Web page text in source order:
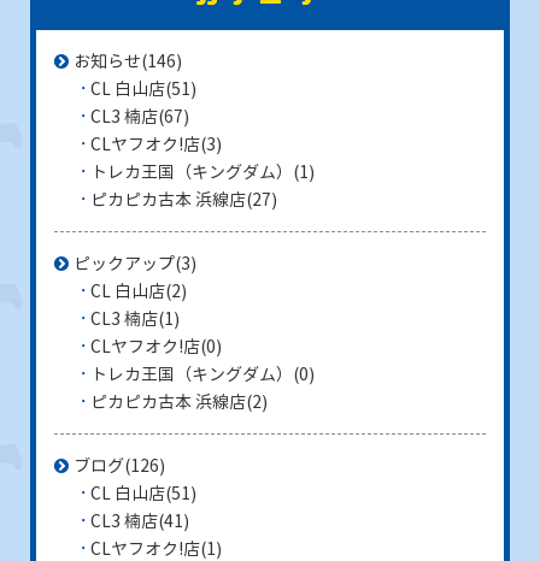
お知らせ(146)
CL 白山店(51)
CL3 楠店(67)
CLヤフオク!店(3)
トレカ王国（キングダム） (1)
ピカピカ古本 浜線店(27)
ピックアップ(3)
CL 白山店(2)
CL3 楠店(1)
CLヤフオク!店(0)
トレカ王国（キングダム） (0)
ピカピカ古本 浜線店(2)
ブログ(126)
CL 白山店(51)
CL3 楠店(41)
CLヤフオク!店(1)